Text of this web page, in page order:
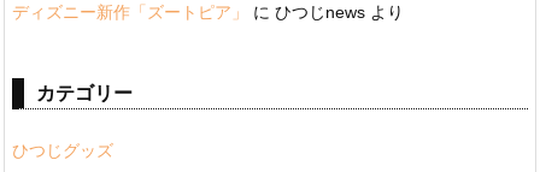
ディズニー新作「ズートピア」
に ひつじnews より
カテゴリー
ひつじグッズ